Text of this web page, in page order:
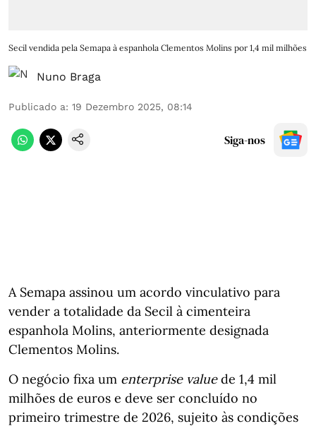
Secil vendida pela Semapa à espanhola Clementos Molins por 1,4 mil milhões
Nuno Braga
Publicado a: 19 Dezembro 2025, 08:14
Siga-nos
A Semapa assinou um acordo vinculativo para
vender a totalidade da Secil à cimenteira
espanhola Molins, anteriormente designada
Clementos Molins.
O negócio fixa um enterprise valuede 1,4 mil
milhões de euros e deve ser concluído no
primeiro trimestre de 2026, sujeito às condições